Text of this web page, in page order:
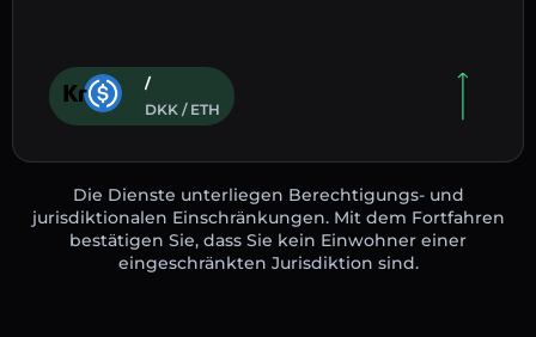
/
DKK / ETH
Die Dienste unterliegen Berechtigungs- und
jurisdiktionalen Einschränkungen. Mit dem Fortfahren
bestätigen Sie, dass Sie kein Einwohner einer
eingeschränkten Jurisdiktion sind.